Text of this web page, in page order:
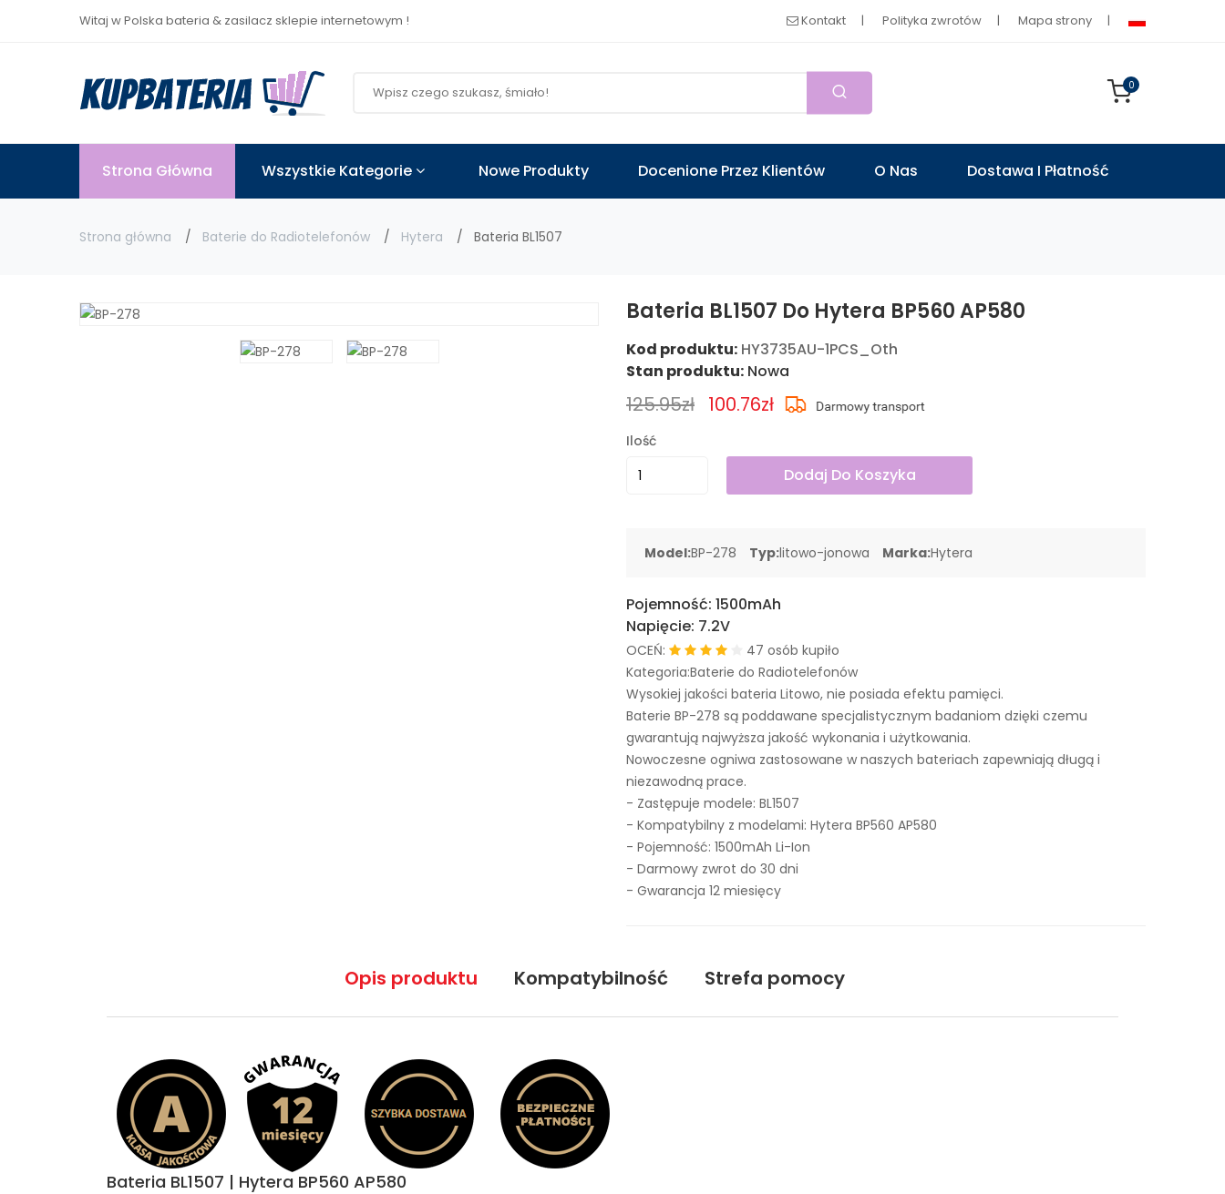
Witaj w Polska bateria & zasilacz sklepie internetowym ! Kontakt Polityka zwrotów Mapa strony
0
Strona Główna Wszystkie Kategorie Nowe Produkty Docenione Przez Klientów O Nas Dostawa I Płatność
Strona główna Baterie do Radiotelefonów Hytera Bateria BL1507
Bateria BL1507 Do Hytera BP560 AP580
Kod produktu: HY3735AU-1PCS_Oth
Stan produktu: Nowa
125.95zł 100.76zł
Ilość
Dodaj Do Koszyka
Model:BP-278 Typ:litowo-jonowa Marka:Hytera
Pojemność: 1500mAh
Napięcie: 7.2V
OCEŃ:
47 osób kupiło
Kategoria:Baterie do Radiotelefonów
Wysokiej jakości bateria Litowo, nie posiada efektu pamięci.
Baterie BP-278 są poddawane specjalistycznym badaniom dzięki czemu
gwarantują najwyższa jakość wykonania i użytkowania.
Nowoczesne ogniwa zastosowane w naszych bateriach zapewniają długą i
niezawodną prace.
- Zastępuje modele: BL1507
- Kompatybilny z modelami: Hytera BP560 AP580
- Pojemność: 1500mAh Li-Ion
- Darmowy zwrot do 30 dni
- Gwarancja 12 miesięcy
Opis produktu Kompatybilność Strefa pomocy
Bateria BL1507 | Hytera BP560 AP580